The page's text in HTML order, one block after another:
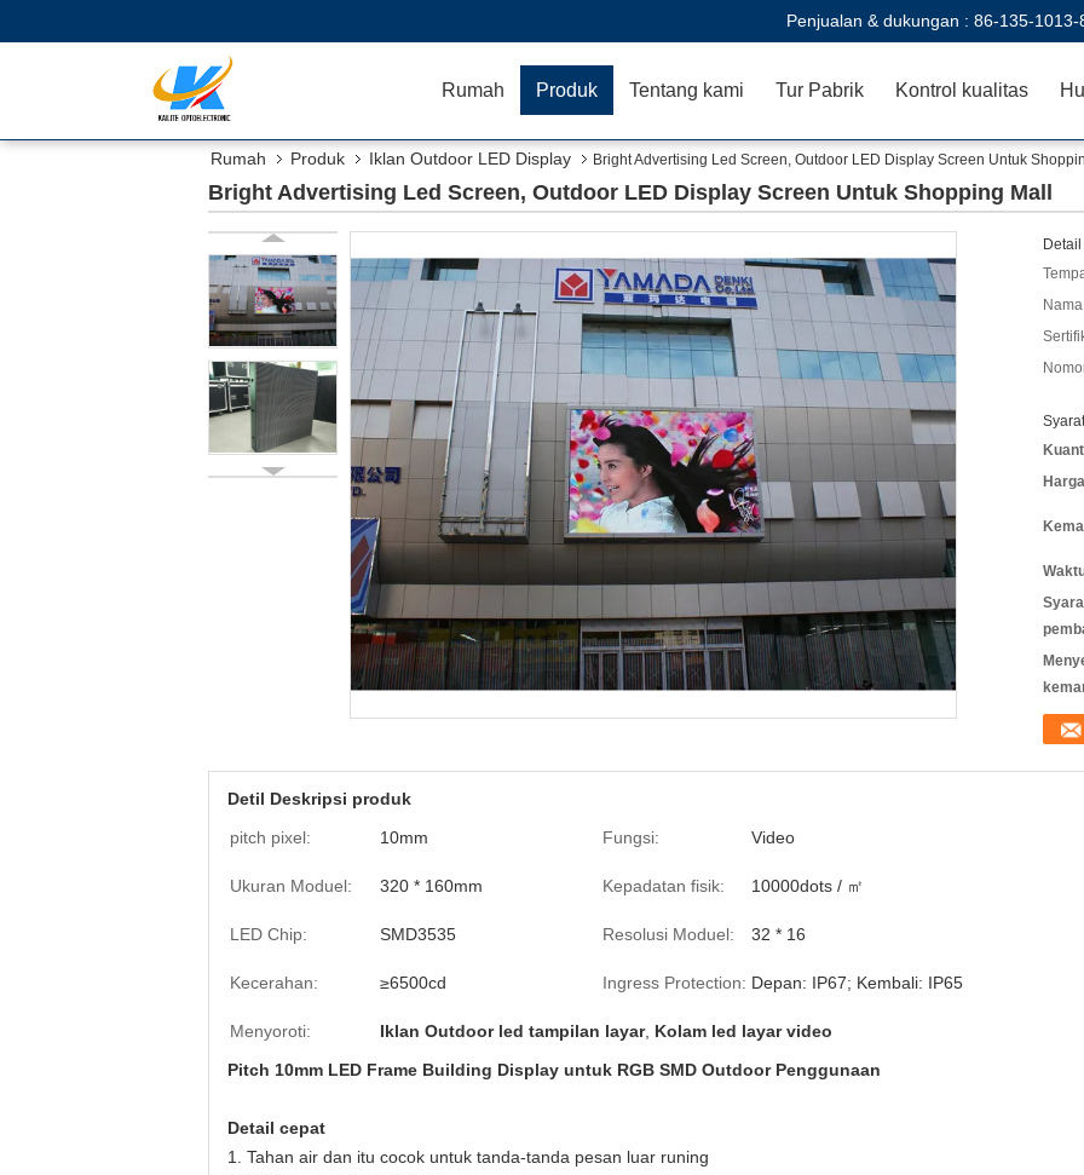
Penjualan & dukungan : 86-135-1013-
Rumah Produk Tentang kami Tur Pabrik Kontrol kualitas
Rumah Produk Iklan Outdoor LED Display Bright Advertising Led Screen, Outdoor LED Display Screen Untuk
Bright Advertising Led Screen, Outdoor LED Display Screen Untuk Shopping Mall
Detil Deskripsi produk
pitch pixel:
10mm Fungsi: Video
Ukuran Moduel: 320 * 160mm Kepadatan fisik: 10000dots / ㎡
LED Chip: SMD3535 Resolusi Moduel: 32 * 16
Kecerahan: ≥6500cd Ingress Protection: Depan: IP67; Kembali: IP65
Menyoroti: Iklan Outdoor led tampilan layar, Kolam led layar video
Pitch 10mm LED Frame Building Display untuk RGB SMD Outdoor Penggunaan
Detail cepat
1. Tahan air dan itu cocok untuk tanda-tanda pesan luar runing